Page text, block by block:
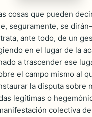
cosas que pueden
seguramente, se
ante todo, de un
en el lugar de la
a trascender ese
el campo mismo al
la disputa sobre
legítimas o
colectiva